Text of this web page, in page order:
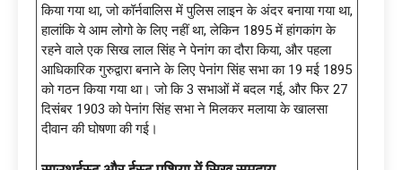
किया गया था, जो कॉर्नवालिस में पुलिस लाइन के अंदर बनाया गया था,
हालांकि ये आम लोगो के लिए नहीं था, लेकिन 1895 में हांगकांग के
रहने वाले एक सिख लाल सिंह ने पेनांग का दौरा किया, और पहला
आधिकारिक गुरुद्वारा बनाने के लिए पेनांग सिंह सभा का 19 मई 1895
को गठन किया गया था। जो कि 3 सभाओं में बदल गई, और फिर 27
दिसंबर 1903 को पेनांग सिंह सभा ने मिलकर मलाया के खालसा
दीवान की घोषणा की गई।